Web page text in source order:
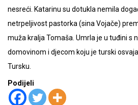
nesreći. Katarinu su dotukla nemila
netrpeljivost pastorka (sina Vojače)
muža kralja Tomaša. Umrla je u tuđini s
domovinom i djecom koju je turski
Tursku.
Podijeli